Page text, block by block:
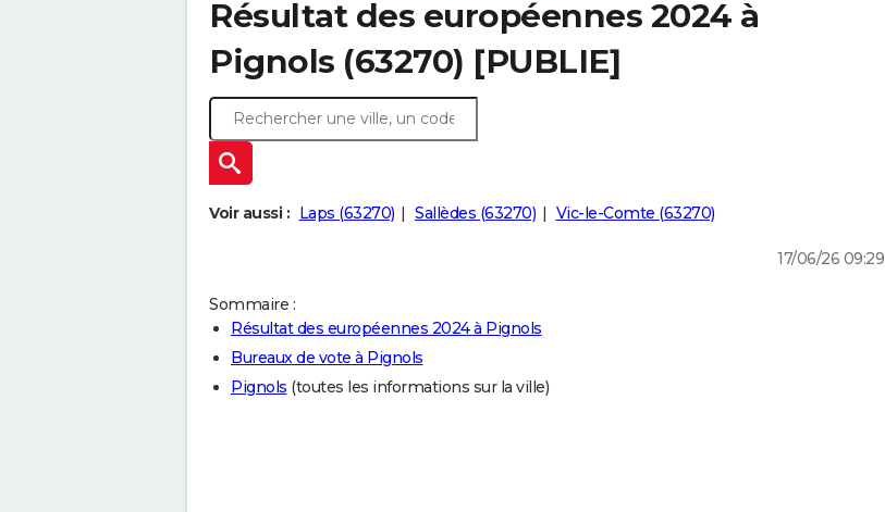
Résultat des européennes 2024 à
Pignols (63270) [PUBLIE]
Voir aussi : Laps (63270) Sallèdes (63270) Vic-le-Comte (63270)
17/06/26 09:29
Sommaire :
Résultat des européennes 2024 à Pignols
Bureaux de vote à Pignols
Pignols (toutes les informations sur la ville)